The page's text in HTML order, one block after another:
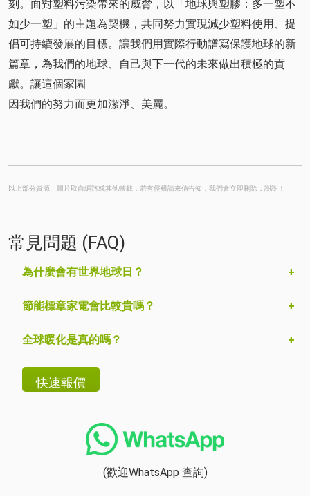
刻。面對塑料污染帶來的威脅，以「地球與塑膠：多一塑不
如少一塑」的主題為契機，共同努力實現減少塑料使用、提
倡可持續發展的目標。讓我們用實際行動譜寫保護地球的新
篇章，為我們的地球、自己與下一代的未來做出積極的貢
獻。讓這個家園
因我們的努力而更加潔淨、美麗。
以上部分資源、圖片取自網路或其他轉載，若有侵權請來信告知，我們會立即刪除，謝謝！
常見問題 (FAQ)
為什麼會有世界地球日？
節能標章家電會比較貴嗎？
全球暖化是真的嗎？
(歡迎WhatsApp 查詢)